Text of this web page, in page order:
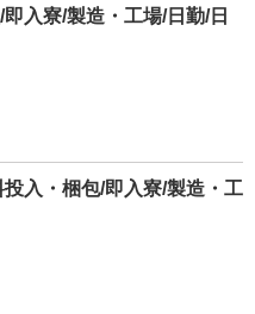
入寮/製造・工場/日勤/日
投入・梱包/即入寮/製造・工